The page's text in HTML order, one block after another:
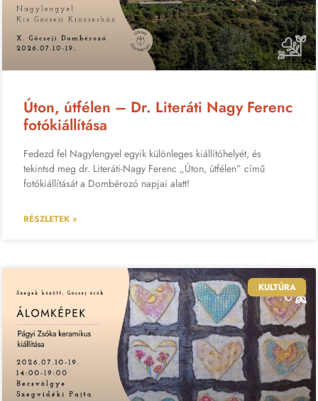
Úton, útfélen – Dr. Literáti Nagy Ferenc
fotókiállítása
Fedezd fel Nagylengyel egyik különleges kiállítóhelyét, és
tekintsd meg dr. Literáti-Nagy Ferenc „Úton, útfélen” című
fotókiállítását a Dombérozó napjai alatt!
RÉSZLETEK »
KULTÚRA